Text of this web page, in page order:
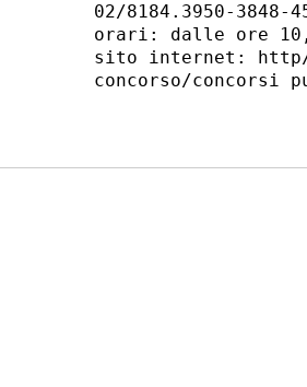
02/8184.3950-
orari: dalle ore
sito internet:
concorso/concorsi